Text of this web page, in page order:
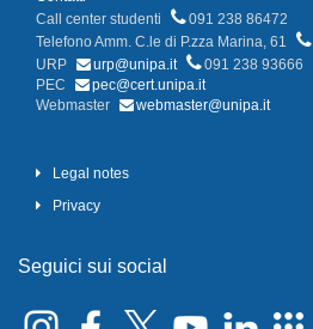
Call center studenti
091 238 86472
Telefono Amm. C.le di P.zza Marina, 61
URP
urp@unipa.it
091 238 93666
PEC
pec@cert.unipa.it
Webmaster
webmaster@unipa.it
Legal notes
Privacy
Seguici sui social